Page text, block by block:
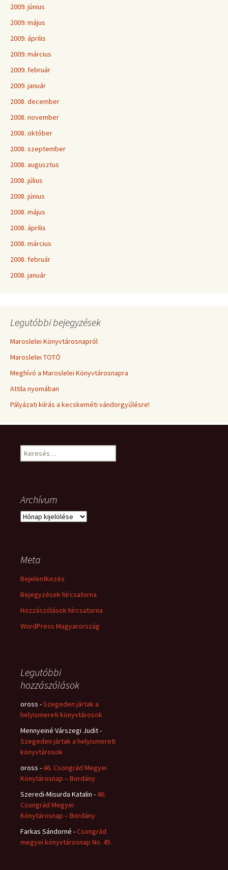
2009. június
2009. május
2009. április
2009. március
2009. február
2009. január
2008. december
2008. november
2008. október
2008. szeptember
2008. augusztus
2008. július
2008. június
2008. május
2008. április
2008. március
2008. február
2008. január
Legutóbbi bejegyzések
Maroslelei Könyvtárosnapról
Maroslelei TOTÓ
Meghívó a Maroslelei Könyvtárosnapra
Attila nyomában
Pályázati kiírás a kecskeméti vándorgyűlésre!
Keresés:
Archívum
Archívum
Meta
Bejelentkezés
Bejegyzések hírcsatorna
Hozzászólások hírcsatorna
WordPress Magyarország
Legutóbbi
hozzászólások
oross -Szegeden jártak a
helyismereti könyvtárosok
Mennyeiné Várszegi Judit-
Szegeden jártak a helyismereti
könyvtárosok
oross -46. Csongrád Megyei
Könytárosnap – Bordány
Szeredi-Misurda Katalin -46.
Csongrád Megyei
Könytárosnap – Bordány
Farkas Sándorné -Csongrád
megyei könyvtárosnap No. 45.